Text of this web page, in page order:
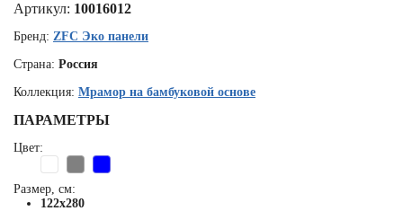
Артикул: 10016012
Бренд: ZFC Эко панели
Страна: Россия
Коллекция: Мрамор на бамбуковой основе
ПАРАМЕТРЫ
Цвет:
Размер, см:
122x280